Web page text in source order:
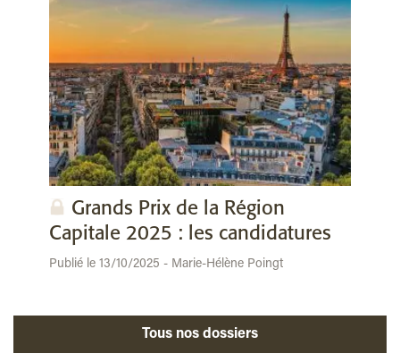
Grands Prix de la Région
Capitale 2025 : les candidatures
Publié le 13/10/2025 - Marie-Hélène Poingt
Tous nos dossiers